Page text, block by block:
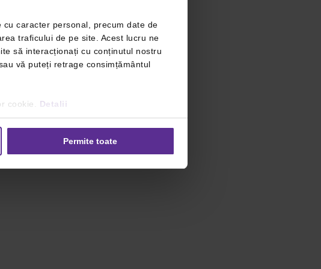
caracter personal, precum date de
traficului de pe site. Acest lucru ne
să interacționați cu conținutul nostru
vă puteți retrage consimțământul
cookie. Detalii
Permite toate